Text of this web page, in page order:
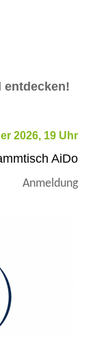
entdecken!
2026, 19 Uhr
AiDo
Anmeldung